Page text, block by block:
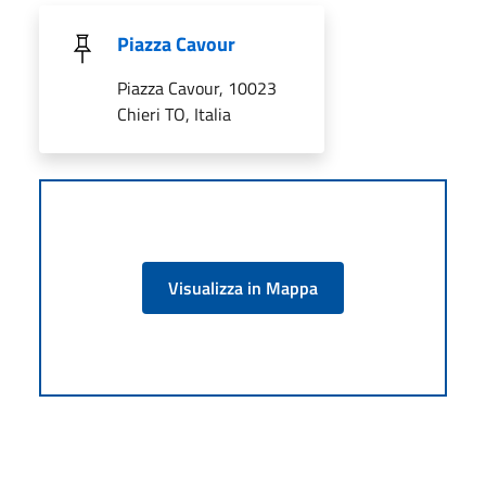
Piazza Cavour
Piazza Cavour, 10023
Chieri TO, Italia
Visualizza in Mappa